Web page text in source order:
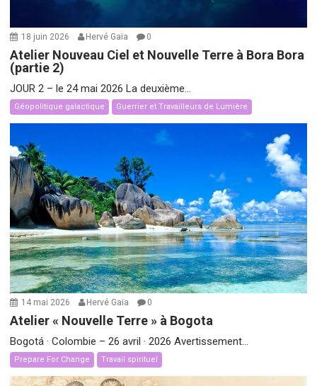
18 juin 2026 Hervé Gaïa 0
Atelier Nouveau Ciel et Nouvelle Terre à Bora Bora
(partie 2)
JOUR 2 – le 24 mai 2026 La deuxième...
Géopolitique galactique Guerrier et Travailleurs de Lumière
14 mai 2026 Hervé Gaïa 0
Atelier « Nouvelle Terre » à Bogota
Bogotá · Colombie – 26 avril · 2026 Avertissement...
Prepare For Change Travail spirituel